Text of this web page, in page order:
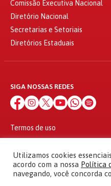
Comissão Executiva Nacional
Diretório Nacional
Secretarias e Setoriais
Diretórios Estaduais
SIGA NOSSAS REDES
Termos de uso
© 2010 - 2026
Partido dos Trabalhadores
Utilizamos cookies
acordo com a nossa Política
navegando, você concorda